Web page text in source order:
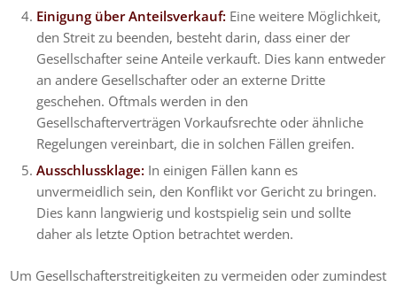
Einigung über Anteilsverkauf: Eine weitere Möglichkeit,
den Streit zu beenden, besteht darin, dass einer der
Gesellschafter seine Anteile verkauft. Dies kann entweder
an andere Gesellschafter oder an externe Dritte
geschehen. Oftmals werden in den
Gesellschafterverträgen Vorkaufsrechte oder ähnliche
Regelungen vereinbart, die in solchen Fällen greifen.
Ausschlussklage: In einigen Fällen kann es
unvermeidlich sein, den Konflikt vor Gericht zu bringen.
Dies kann langwierig und kostspielig sein und sollte
daher als letzte Option betrachtet werden.
Um Gesellschafterstreitigkeiten zu vermeiden oder zumindest